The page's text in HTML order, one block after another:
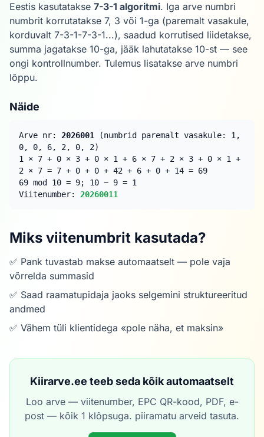
Eestis kasutatakse 7-3-1 algoritmi. Iga arve numbri
numbrit korrutatakse 7, 3 või 1-ga (paremalt vasakule,
korduvalt 7-3-1-7-3-1...), saadud korrutised liidetakse,
summa jagatakse 10-ga, jääk lahutatakse 10-st — see
ongi kontrollnumber. Tulemus lisatakse arve numbri
lõppu.
Näide
Arve nr: 2026001
(numbrid paremalt vasakule: 1,
0, 0, 6, 2, 0, 2)
1 × 7 + 0 × 3 + 0 × 1 + 6 × 7 + 2 × 3 + 0 × 1 +
2 × 7 = 7 + 0 + 0 + 42 + 6 + 0 + 14 = 69
69 mod 10 = 9; 10 − 9 = 1
Viitenumber: 20260011
Miks viitenumbrit kasutada?
✅ Pank tuvastab makse automaatselt — pole vaja
võrrelda summasid
✅ Saad raamatupidaja jaoks selgemini struktureeritud
andmed
✅ Vähem tüli klientidega «pole näha, et maksin»
Kiirarve.ee teeb seda kõik automaatselt
Loo arve — viitenumber, EPC QR-kood, PDF, e-
post — kõik 1 klõpsuga. piiramatu arveid tasuta.